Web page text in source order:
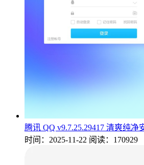
腾讯 QQ v9.7.25.29417 清爽纯
时间：2025-11-22 阅读：170929